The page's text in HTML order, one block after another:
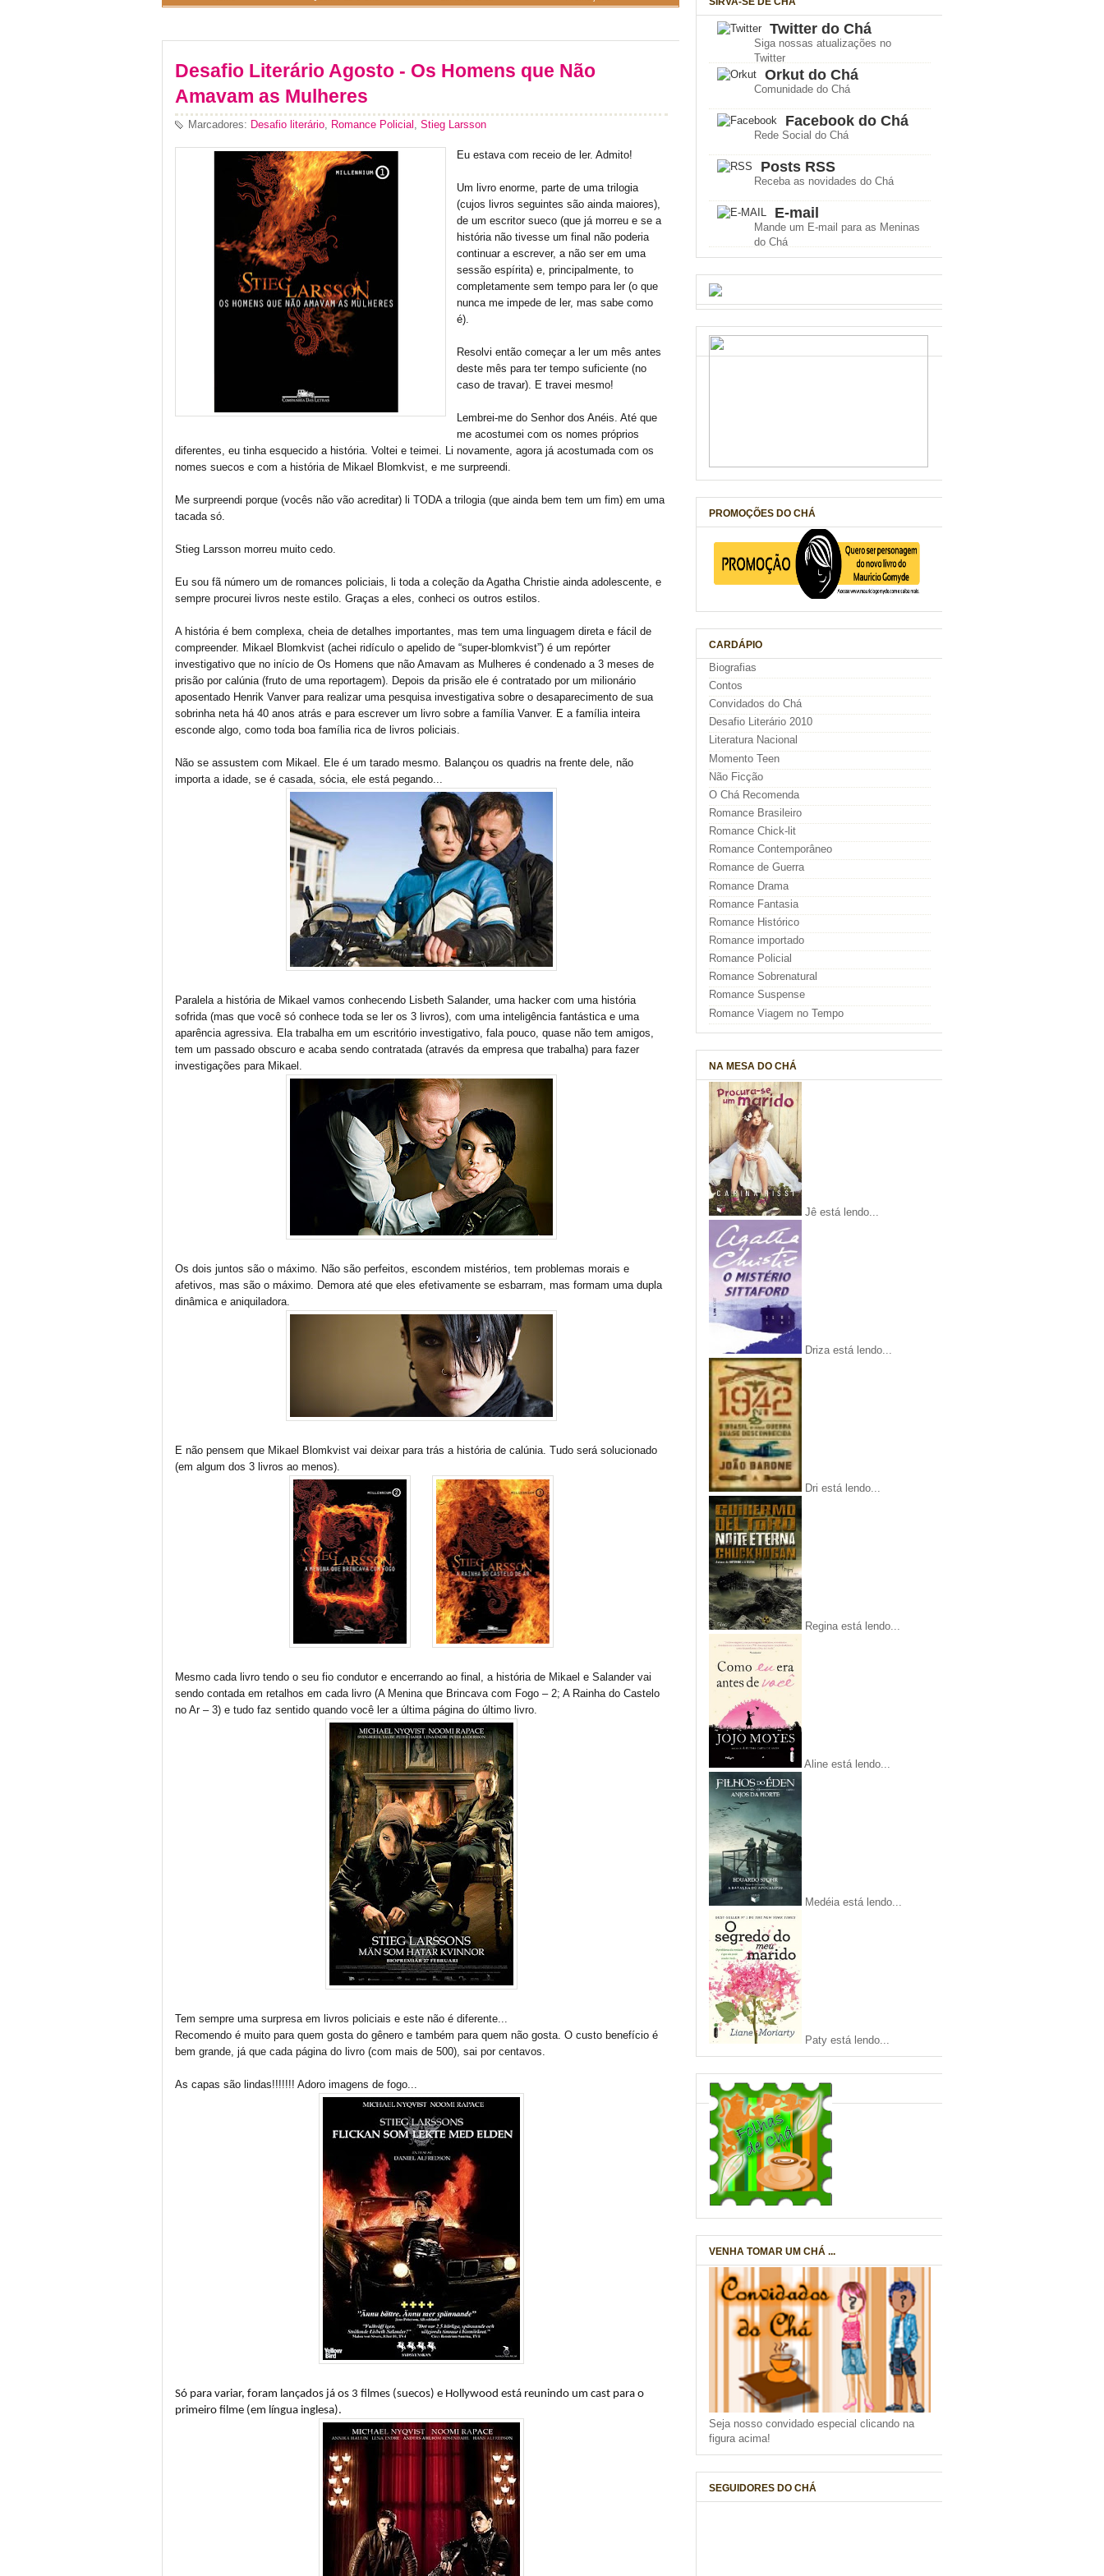
Desafio Literário Agosto - Os Homens que Não
Amavam as Mulheres
Marcadores: Desafio literário Romance Policial Stieg Larsson
Eu estava com receio de ler. Admito!
Um livro enorme, parte de uma trilogia
(cujos livros seguintes são ainda maiores),
de um escritor sueco (que já morreu e se a
história não tivesse um final não poderia
continuar a escrever, a não ser em uma
sessão espírita) e, principalmente, to
completamente sem tempo para ler (o que
nunca me impede de ler, mas sabe como
é).
Resolvi então começar a ler um mês antes
deste mês para ter tempo suficiente (no
caso de travar). E travei mesmo!
Lembrei-me do Senhor dos Anéis. Até que
me acostumei com os nomes próprios
diferentes, eu tinha esquecido a história. Voltei e teimei. Li novamente, agora já acostumada com os
nomes suecos e com a história de Mikael Blomkvist, e me surpreendi.
Me surpreendi porque (vocês não vão acreditar) li TODA a trilogia (que ainda bem tem um fim) em uma
tacada só.
Stieg Larsson morreu muito cedo.
Eu sou fã número um de romances policiais, li toda a coleção da Agatha Christie ainda adolescente, e
sempre procurei livros neste estilo. Graças a eles, conheci os outros estilos.
A história é bem complexa, cheia de detalhes importantes, mas tem uma linguagem direta e fácil de
compreender. Mikael Blomkvist (achei ridículo o apelido de “super-blomkvist”) é um repórter
investigativo que no início de Os Homens que não Amavam as Mulheres é condenado a 3 meses de
prisão por calúnia (fruto de uma reportagem). Depois da prisão ele é contratado por um milionário
aposentado Henrik Vanver para realizar uma pesquisa investigativa sobre o desaparecimento de sua
sobrinha neta há 40 anos atrás e para escrever um livro sobre a família Vanver. E a família inteira
esconde algo, como toda boa família rica de livros policiais.
Não se assustem com Mikael. Ele é um tarado mesmo. Balançou os quadris na frente dele, não
importa a idade, se é casada, sócia, ele está pegando...
Paralela a história de Mikael vamos conhecendo Lisbeth Salander, uma hacker com uma história
sofrida (mas que você só conhece toda se ler os 3 livros), com uma inteligência fantástica e uma
aparência agressiva. Ela trabalha em um escritório investigativo, fala pouco, quase não tem amigos,
tem um passado obscuro e acaba sendo contratada (através da empresa que trabalha) para fazer
investigações para Mikael.
Os dois juntos são o máximo. Não são perfeitos, escondem mistérios, tem problemas morais e
afetivos, mas são o máximo. Demora até que eles efetivamente se esbarram, mas formam uma dupla
dinâmica e aniquiladora.
E não pensem que Mikael Blomkvist vai deixar para trás a história de calúnia. Tudo será solucionado
(em algum dos 3 livros ao menos).
Mesmo cada livro tendo o seu fio condutor e encerrando ao final, a história de Mikael e Salander vai
sendo contada em retalhos em cada livro (A Menina que Brincava com Fogo – 2; A Rainha do Castelo
no Ar – 3) e tudo faz sentido quando você ler a última página do último livro.
Tem sempre uma surpresa em livros policiais e este não é diferente...
Recomendo é muito para quem gosta do gênero e também para quem não gosta. O custo benefício é
bem grande, já que cada página do livro (com mais de 500), sai por centavos.
As capas são lindas!!!!!!! Adoro imagens de fogo...
Só para variar, foram lançados já os 3 filmes (suecos) e Hollywood está reunindo um cast para o
primeiro filme (em língua inglesa).
Twitter do Chá
Siga nossas atualizações no
Twitter
Orkut do Chá
Comunidade do Chá
Facebook do Chá
Rede Social do Chá
Posts RSS
Receba as novidades do Chá
E-mail
Mande um E-mail para as Meninas
do Chá
PROMOÇÕES DO CHÁ
CARDÁPIO
Biografias
Contos
Convidados do Chá
Desafio Literário 2010
Literatura Nacional
Momento Teen
Não Ficção
O Chá Recomenda
Romance Brasileiro
Romance Chick-lit
Romance Contemporâneo
Romance de Guerra
Romance Drama
Romance Fantasia
Romance Histórico
Romance importado
Romance Policial
Romance Sobrenatural
Romance Suspense
Romance Viagem no Tempo
NA MESA DO CHÁ
Jê está lendo...
Driza está lendo...
Dri está lendo...
Regina está lendo...
Aline está lendo...
Medéia está lendo...
Paty está lendo...
VENHA TOMAR UM CHÁ ...
Seja nosso convidado especial clicando na
figura acima!
SEGUIDORES DO CHÁ